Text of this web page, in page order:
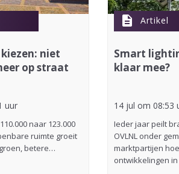
niet
op straat
uur
naar 123.000
ruimte groeit
betere…
description Artikel
Smart
klaar mee?
14 jul om 08:53
Ieder jaar peilt
OVLNL onder
marktpartijen
ontwikkelingen